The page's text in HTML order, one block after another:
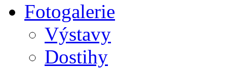
Fotogalerie
Výstavy
Dostihy